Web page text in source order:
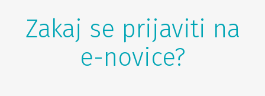
Zakaj se prijaviti na
e-novice?